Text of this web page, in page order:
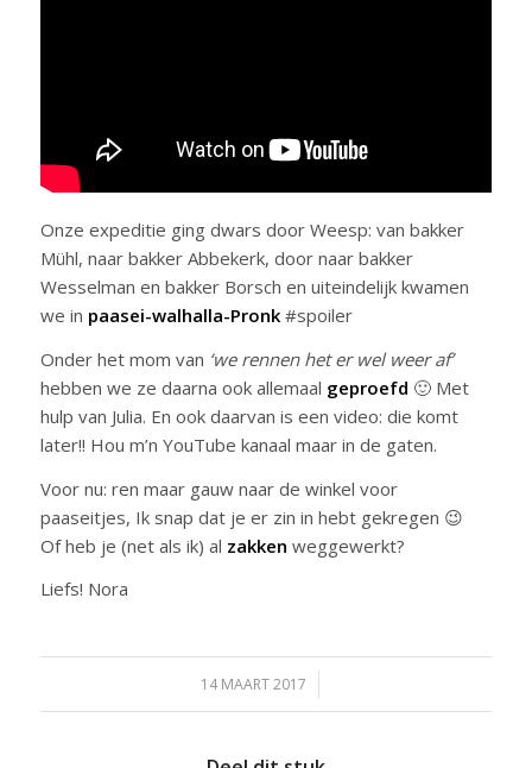
Onze expeditie ging dwars door Weesp: van bakker
Mühl, naar bakker Abbekerk, door naar bakker
Wesselman en bakker Borsch en uiteindelijk kwamen
we in paasei-walhalla-Pronk#spoiler
Onder het mom van ‘we rennen het er wel weer af’
hebben we ze daarna ook allemaal geproefd 🙂 Met
hulp van Julia. En ook daarvan is een video: die komt
later!! Hou m’n YouTube kanaal maar in de gaten.
Voor nu: ren maar gauw naar de winkel voor
paaseitjes, Ik snap dat je er zin in hebt gekregen 😉
Of heb je (net als ik) al zakken weggewerkt?
Liefs! Nora
14 MAART 2017
/